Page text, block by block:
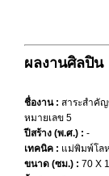
ผลงานศิลปิน
ชื่องาน : สาระสำคั
หมายเลข 5
ปีสร้าง (พ.ศ.) : -
เทคนิค : แม่พิมพ์โล
ขนาด (ซม.) : 70 X